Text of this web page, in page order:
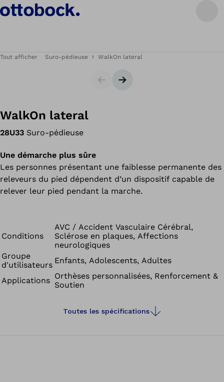
Tout afficher Suro-pédieuse WalkOn lateral
CarrouselBannière suivante
WalkOn lateral
28U33 Suro-pédieuse
Une démarche plus sûre
Les personnes présentant une faiblesse permanente des
releveurs du pied dépendent d’un dispositif capable de
relever leur pied pendant la marche.
Conditions
AVC / Accident Vasculaire Cérébral,
Sclérose en plaques, Affections
neurologiques
Groupe
d'utilisateurs Enfants, Adolescents, Adultes
Applications Orthèses personnalisées, Renforcement &
Soutien
Toutes les spécifications